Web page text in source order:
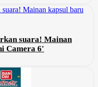
suara! Mainan
Camera 6'